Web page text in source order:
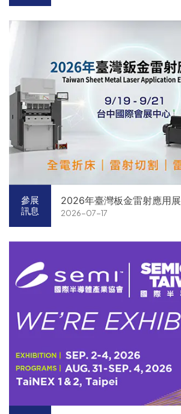
參展
訊息
2026年臺灣板金雷射應用展
2026-07-17